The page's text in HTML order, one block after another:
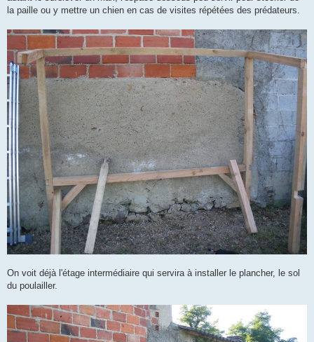
la paille ou y mettre un chien en cas de visites répétées des prédateurs.
On voit déjà l'étage intermédiaire qui servira à installer le plancher, le sol
du poulailler.